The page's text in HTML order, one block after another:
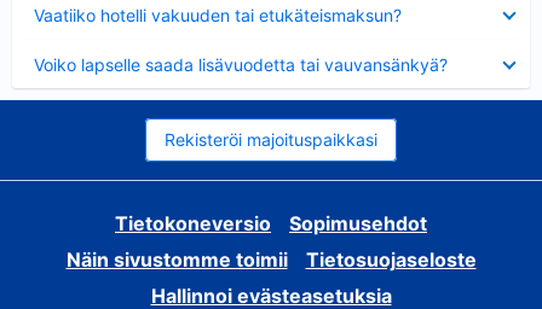
Vaatiiko hotelli vakuuden tai etukäteismaksun?
Voiko lapselle saada lisävuodetta tai vauvansänkyä?
Rekisteröi majoituspaikkasi
Tietokoneversio
Sopimusehdot
Näin sivustomme toimii
Tietosuojaseloste
Hallinnoi evästeasetuksia